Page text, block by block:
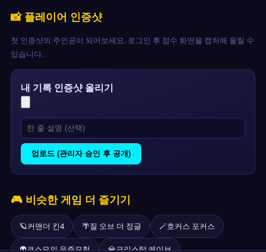
📸 플레이어 인증샷
첫 인증샷의 주인공이 되어보세요. 로그인 후 점수 화면을 캡처해 올릴 수
있습니다.
내 기록 인증샷 올리기
업로드 (관리자 승인 후 공개)
🎮 비슷한 게임 더 즐기기
🪐커맨더 킨4 🌴질 오브 더 정글 🪄호커스 포커스
👽코스모의 우주모험 💎크리스탈 케이브